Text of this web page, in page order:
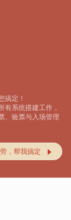
搞定！
有系统搭建工作，
、验票与入场管理
，帮我搞定 